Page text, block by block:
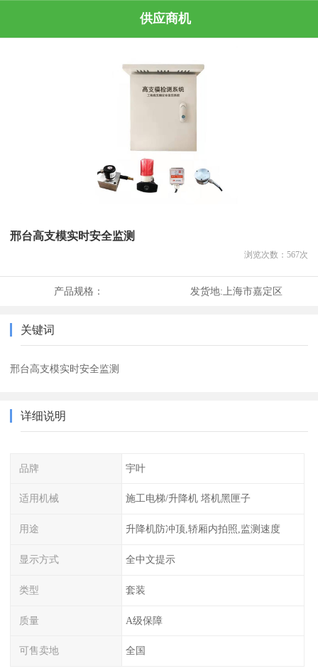
供应商机
邢台高支模实时安全监测
浏览次数： 567次
产品规格： 发货地:上海市嘉定区
关键词
邢台高支模实时安全监测
详细说明
品牌 宇叶
适用机械 施工电梯/升降机 塔机黑匣子
用途 升降机防冲顶,轿厢内拍照,监测速度
显示方式 全中文提示
类型 套装
质量 A级保障
可售卖地 全国